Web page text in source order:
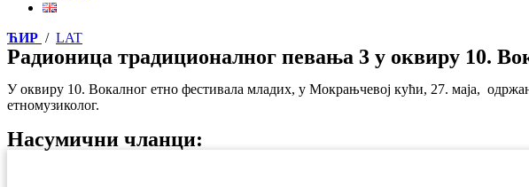
ЋИР / LAT
Радионица традиционалног певања 3 у оквиру 10.
У оквиру 10. Вокалног етно фестивала младих, у Мокрањчевој кући, 27. маја,
етномузиколог.
Насумични чланци: